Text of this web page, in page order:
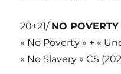
20+21/ NO POVERTY
« No Poverty » + «
« No Slavery » CS